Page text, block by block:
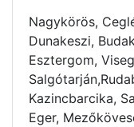
Nagykörös,
Dunakeszi,
Esztergom,
Kazincbarcika,
Eger,